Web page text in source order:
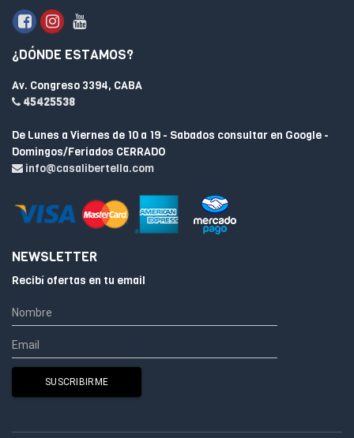
¿DÓNDE ESTAMOS?
Av. Congreso 3394, CABA
45425538
De Lunes a Viernes de 10 a 19 - Sabados consultar en Google -
Domingos/Feriados CERRADO
info@casalibertella.com
NEWSLETTER
Recibí ofertas en tu email